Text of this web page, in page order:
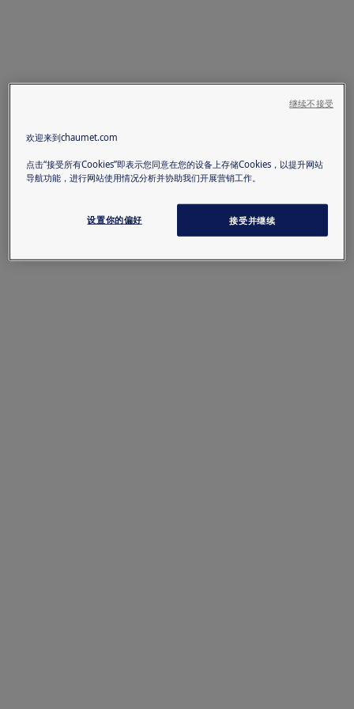
欢迎来到chaumet.com
点击“接受所有Cookies”即表示您同意在您的设备上存储Cookies，以提升网站
导航功能，进行网站使用情况分析并协助我们开展营销工作。
设置你的偏好 接受并继续
继续不接受